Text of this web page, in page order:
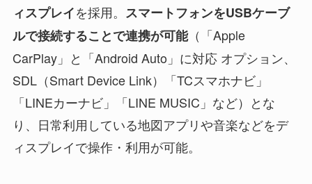
ィスプレイを採用。 スマートフォンをUSBケーブ
ルで接続することで連携が可能（「Apple
CarPlay」と「Android Auto」に対応 オプション、
SDL（Smart Device Link）「TCスマホナビ」
「LINEカーナビ」「LINE MUSIC」など）とな
り、日常利用している地図アプリや音楽などをデ
ィスプレイで操作・利用が可能。